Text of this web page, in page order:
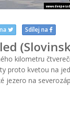
Sdílej na
kilometru
proto kvetou na
jezero na